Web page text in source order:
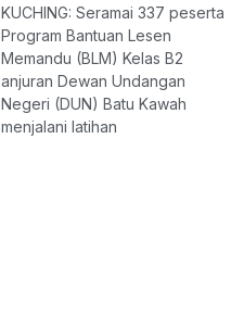
KUCHING: Seramai 337 peserta
Program Bantuan Lesen
Memandu (BLM) Kelas B2
anjuran Dewan Undangan
Negeri (DUN) Batu Kawah
menjalani latihan